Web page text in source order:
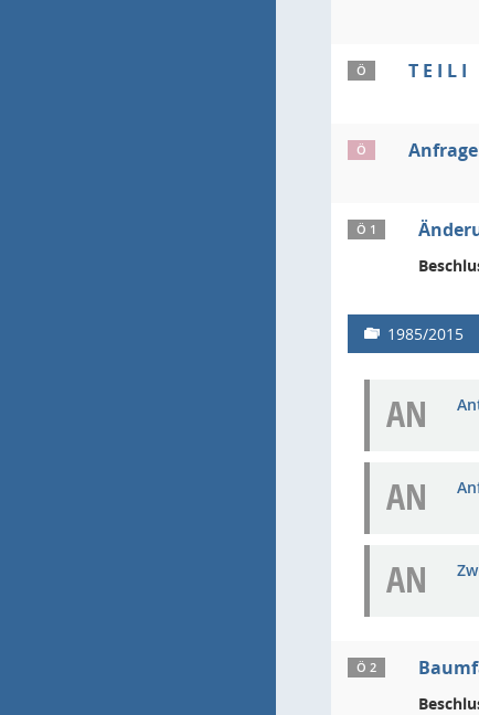
Ö T E I L I
Ö
Ö 1
1985/2015
AN
AN
AN
Ö 2